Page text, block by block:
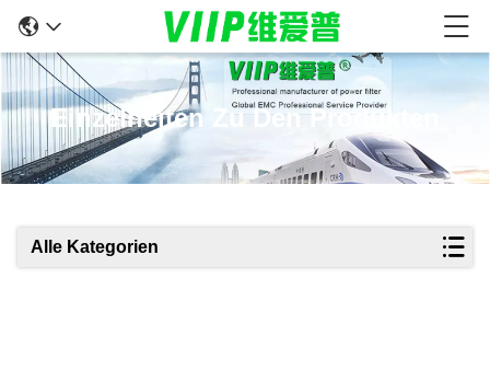
Einzelheiten Zu Den Produkten
Alle Kategorien